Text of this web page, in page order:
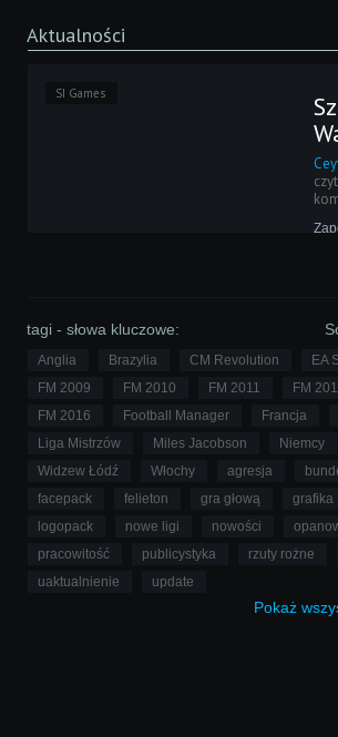
Aktualności
SI Games
tagi - słowa kluczowe:
Anglia Brazylia CM Revolution EA
FM 2009
FM 2010 FM 2011 FM
FM 2016
Football Manager Francja
Liga Mistrzów
Miles Jacobson Niemcy
Widzew Łódź
Włochy agresja
facepack
felieton gra głową grafika
logopack
nowe ligi nowości
pracowitość
publicystyka rzuty rożne
uaktualnienie
update
Pokaż